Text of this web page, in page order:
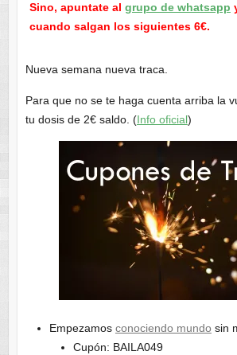
Sino, apuntate al grupo de whatsapp
cuando salgan los siguientes 6€.
Nueva semana nueva traca.
Para que no se te haga cuenta arriba la
tu dosis de 2€ saldo. (Info oficial)
Empezamos conociendo mundo sin
Cupón: BAILA049